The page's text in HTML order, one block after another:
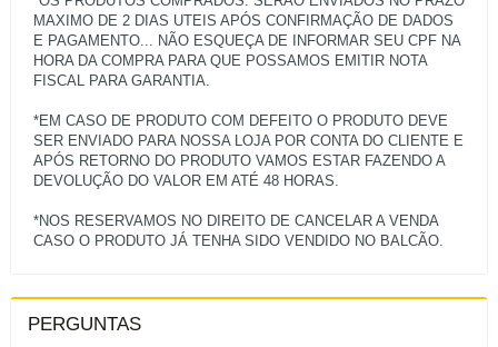
MAXIMO DE 2 DIAS UTEIS APÓS CONFIRMAÇÃO DE DADOS
E PAGAMENTO... NÃO ESQUEÇA DE INFORMAR SEU CPF NA
HORA DA COMPRA PARA QUE POSSAMOS EMITIR NOTA
FISCAL PARA GARANTIA.
*EM CASO DE PRODUTO COM DEFEITO O PRODUTO DEVE
SER ENVIADO PARA NOSSA LOJA POR CONTA DO CLIENTE E
APÓS RETORNO DO PRODUTO VAMOS ESTAR FAZENDO A
DEVOLUÇÃO DO VALOR EM ATÉ 48 HORAS.
*NOS RESERVAMOS NO DIREITO DE CANCELAR A VENDA
PERGUNTAS